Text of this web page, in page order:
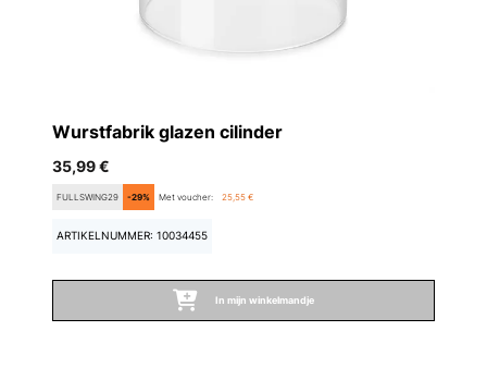
Wurstfabrik glazen cilinder
35,99 €
FULLSWING29 -29% Met voucher: 25,55 €
ARTIKELNUMMER: 10034455
In mijn winkelmandje